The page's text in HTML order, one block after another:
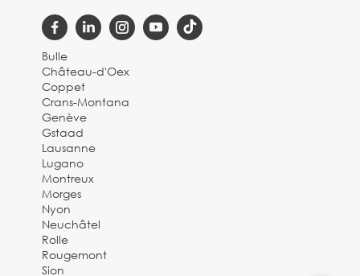
Bulle
Château-d'Oex
Coppet
Crans-Montana
Genève
Gstaad
Lausanne
Lugano
Montreux
Morges
Nyon
Neuchâtel
Rolle
Rougemont
Sion